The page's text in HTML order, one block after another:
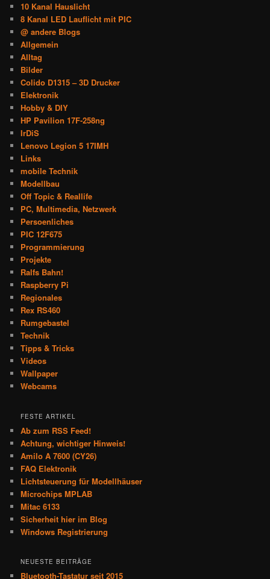
10 Kanal Hauslicht
8 Kanal LED Lauflicht mit PIC
@ andere Blogs
Allgemein
Alltag
Bilder
Colido D1315 – 3D Drucker
Elektronik
Hobby & DIY
HP Pavilion 17F-258ng
IrDiS
Lenovo Legion 5 17IMH
Links
mobile Technik
Modellbau
Off Topic & Reallife
PC, Multimedia, Netzwerk
Persoenliches
PIC 12F675
Programmierung
Projekte
Ralfs Bahn!
Raspberry Pi
Regionales
Rex RS460
Rumgebastel
Technik
Tipps & Tricks
Videos
Wallpaper
Webcams
FESTE ARTIKEL
Ab zum RSS Feed!
Achtung, wichtiger Hinweis!
Amilo A 7600 (CY26)
FAQ Elektronik
Lichtsteuerung für Modellhäuser
Microchips MPLAB
Mitac 6133
Sicherheit hier im Blog
Windows Registrierung
NEUESTE BEITRÄGE
Bluetooth-Tastatur seit 2015